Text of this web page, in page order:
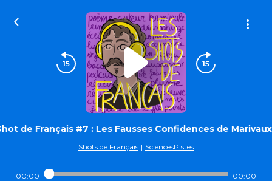
de Français #7 : Les Fausses Confidences de Marivaux
Shots de Français | SciencesPistes
00:00 00:00